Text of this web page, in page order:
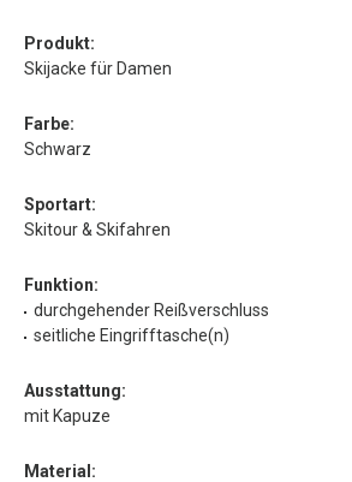
Produkt:
Skijacke für Damen
Farbe:
Schwarz
Sportart:
Skitour & Skifahren
Funktion:
durchgehender Reißverschluss
seitliche Eingrifftasche(n)
Ausstattung:
mit Kapuze
Material: